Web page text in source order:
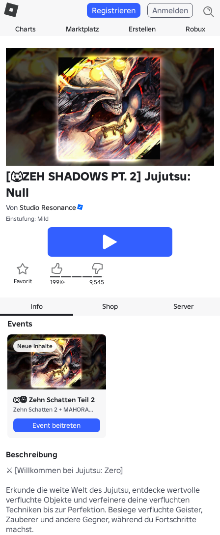
Charts Marktplatz Erstellen Robux
Registrieren Anmelden
[🐺ZEH SHADOWS PT. 2] Jujutsu:
Null
Von Studio Resonance
Einstufung: Mild
Favorit 199K+ 9,545
Info Shop Server
Events
Neue Inhalte
🐺🛞 Zehn Schatten Teil 2
Zehn Schatten 2 + MAHORAGA
Event beitreten
Beschreibung
⚔️ [Willkommen bei Jujutsu: Zero]
Erkunde die weite Welt des Jujutsu, entdecke wertvolle
verfluchte Objekte und verfeinere deine verfluchten
Techniken bis zur Perfektion. Besiege verfluchte Geister,
Zauberer und andere Gegner, während du Fortschritte
machst.